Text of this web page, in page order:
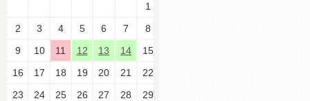
1
2
3 4 5 6 7
8
9
10 11 12 13 14
15
16
17 18 19 20 21
22
23
24 25 26 27 28
29